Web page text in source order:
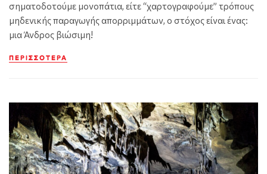
σηματοδοτούμε μονοπάτια, είτε “χαρτογραφούμε” τρόπους
μηδενικής παραγωγής απορριμμάτων, ο στόχος είναι ένας:
μια Άνδρος βιώσιμη!
ΠΕΡΙΣΣΌΤΕΡΑ